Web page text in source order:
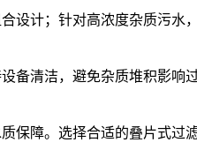
设计；针对高浓度杂质污水
备清洁，避免杂质堆积影响
保障。选择合适的叠片式过